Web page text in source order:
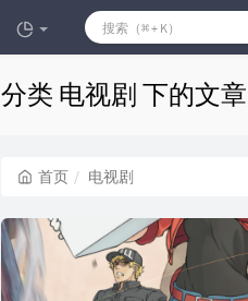
分类 电视剧 下的文章
首页 电视剧